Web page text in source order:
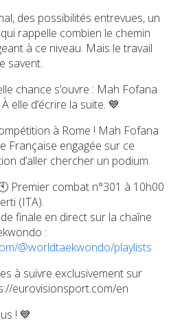
des possibilités entrevues, un
rappelle combien le chemin
à ce niveau. Mais le travail
savent.
chance s’ouvre : Mah Fofana
elle d’écrire la suite. 💙
à Rome ! Mah Fofana
Française engagée sur ce
d’aller chercher un podium.
Premier combat n°301 à 10h00
(ITA).
finale en direct sur la chaîne
:
@worldtaekwondo/playlists
à suivre exclusivement sur
eurovisionsport.com/en
! 💙